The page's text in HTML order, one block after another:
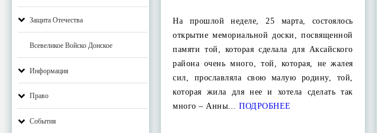
Защита Отечества
Всевеликое Войско Донское
Информация
Право
События
На прошлой неделе, 25 марта, состоялось
открытие мемориальной доски, посвященной
памяти той, которая сделала для Аксайского
района очень много, той, которая, не жалея
сил, прославляла свою малую родину, той,
которая жила для нее и хотела сделать так
много – Анны… ПОДРОБНЕЕ